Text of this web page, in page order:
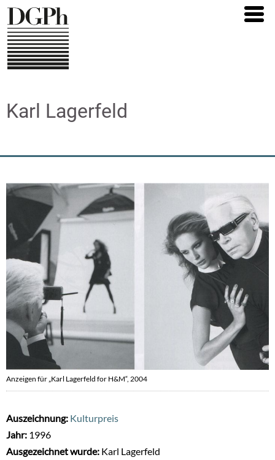
Direkt
zum
Inhalt
Karl Lagerfeld
Anzeigen für „Karl Lagerfeld for H&M“, 2004
Auszeichnung: Kulturpreis
Jahr: 1996
Ausgezeichnet wurde: Karl Lagerfeld